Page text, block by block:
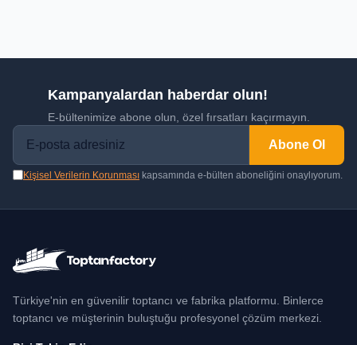
Kampanyalardan haberdar olun!
E-bültenimize abone olun, özel fırsatları kaçırmayın.
Abone Ol
Kişisel Verilerin Korunması kapsamında e-bülten aboneliğini onaylıyorum.
Türkiye'nin en güvenilir toptancı ve fabrika platformu. Binlerce
toptancı ve müşterinin buluştuğu profesyonel çözüm merkezi.